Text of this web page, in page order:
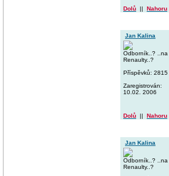
Dolů || Nahoru
Jan Kalina
Odborník..? ..na
Renaulty..?
Příspěvků: 2815
Zaregistrován:
10.02. 2006
Dolů || Nahoru
Jan Kalina
Odborník..? ..na
Renaulty..?